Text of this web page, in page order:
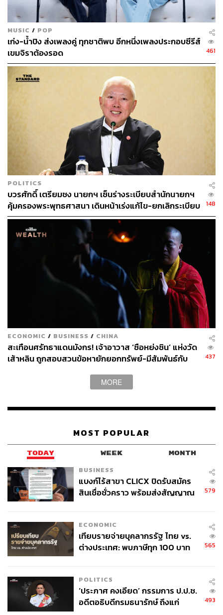
ประสบการณ์โดยส่วนตัวของผู้เขียนในฐานะ ‘ติ่งครูบา’
กระแสของครูบาบุญชุ่มอย่างแรกที่ผู้เขียนอยากเล่าให้ฟังโดย
เฉพาะ คือตอนที่ผู้เขียนได้เดินทางกลับไปบ้านที่เชียงราย ช่วง
หลังเหตุการณ์ใหม่ๆ ญาติของผู้เขียนหลายคนมักมาคุยกับผู้
เขียนเกี่ยวกับครูบาบุญชุ่ม มาเล่าประวัติท่านให้ฟัง ว่าตอน
สมัยครูบาบุญชุ่มตอนเด็กๆ มีชื่อเสียงอย่างไร เป็นอย่างไร
และคำที่ผู้เขียนได้ยินบ่อยที่สุดเวลาญาติๆ พูดถึงครูบาบุญชุ่ม
กับเหตุการณ์ถ้ำหลวงมีอยู่ 3 คำคือ “แน่อะละน่อ”“แน่แต้น่อ”
หมายถึงแม่นใช่ได้เลยนะ หรือแม่นจริงๆ ซึ่งคำพูดนี้หมายถึง
วลีของครูบาบุญชุ่มที่บอกว่า “อีกวันสองวันก็เจอเด็ก” นั่นเอง
และเมื่อพูดสองคำแรกออกมาแล้วมักจะตามมาด้วยคำว่า
“เปิงเปิ่นว่าต๋นบุญแต้ๆ” หมายถึง มิน่าละเขาถึงเรียกว่าตนบุญ
ในเฟซบุ๊กของผู้เขียนก็เช่นกัน มักมีใครต่อใครอีกหลายคนทั้ง
MUSIC / POP
เก่ง-น้ำปิง ส่งเพลงคู่ ทุกชาติพบ อีกหนึ่งเพลงประกอบซีรีส์
เขมจิราต้องรอด
461
POLITICS
​บวร​ศักดิ์​ เตรียมชง นายกฯ เซ็นร่างระเบียบสำนักนายกฯ
คุ้มครองพระพุทธศาสนา เดินหน้าเร่งแก้ไข-ยกเลิกระเบียบ
ราชการ หวังทำสำเร็จรัฐบาลอนุทิน
148
ECONOMIC / BUSINESS / CHINA
สะเทือนศรัทธาแดนมังกร! เจ้าอาวาส ‘ซือหย่งซิน’ แห่งวัด
เส้าหลิน ถูกสอบสวนข้อหายักยอกทรัพย์-มีสัมพันธ์กับ
437
MORE
MOST POPULAR
TODAY WEEK MONTH
BUSINESS
แบงก์ไร้สาขา CLICX ปิดรับสมัคร
สินเชื่อชั่วคราว พร้อมส่งสัญญาณ
579
ECONOMIC
เทียบรายจ่ายบุคลากรรัฐ ไทย vs.
ต่างประเทศ: พบภาษีทุก 100 บาท
565
POLITICS
‘ประภาศ คงเอียด’ กรรมการ ป.ป.ช.
อดีตอธิบดีกรมธนารักษ์ ถึงแก่
493